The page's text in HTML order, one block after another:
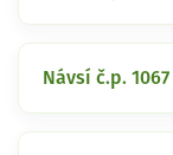
Návsí č.p. 1067